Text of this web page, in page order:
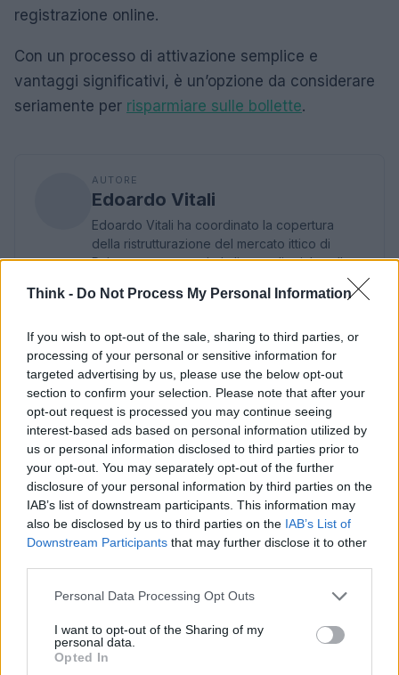
Think - Do Not Process My Personal Information
If you wish to opt-out of the sale, sharing to third parties, or
processing of your personal or sensitive information for
targeted advertising by us, please use the below opt-out
section to confirm your selection. Please note that after your
opt-out request is processed you may continue seeing
interest-based ads based on personal information utilized by
us or personal information disclosed to third parties prior to
your opt-out. You may separately opt-out of the further
disclosure of your personal information by third parties on the
IAB’s list of downstream participants. This information may
also be disclosed by us to third parties on the IAB’s List of
Downstream Participants that may further disclose it to other
Please note that this website/app uses one or more Google
not limited to your visit or usage behaviour. You may click to
grant or deny consent to Google and its third-party tags to
use your data for below specified purposes in below Google
Personal Data Processing Opt Outs
I want to opt-out of the Sharing of my
personal data.
Opted In
registrazione online.
Con un processo di attivazione semplice e
vantaggi significativi, è un’opzione da considerare
seriamente per risparmiare sulle bollette.
AUTORE
Edoardo Vitali
Edoardo Vitali ha coordinato la copertura
della ristrutturazione del mercato ittico di
Palermo, sostenendo la linea editoriale sulla
economia, porta in redazione un tratto
conserva ancora taccuini degli incontri in Sala
delle Lapidi.